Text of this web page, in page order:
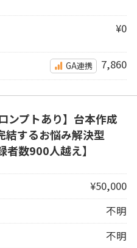
¥0
GA連携 7,860
ンプトあり】台本作成
結するお悩み解決型
数900人越え】
¥50,000
不明
不明